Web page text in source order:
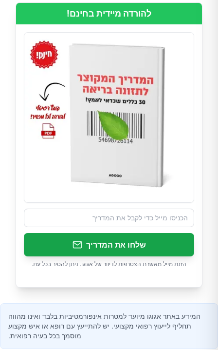
להורדה מיידית בחינם!
שלחו את המדריך
הזנת מייל מאשרת הצטרפות לדיוור של אגוגו. ניתן להסיר בכל עת.
המידע באתר אגוגו מיועד למטרות אינפורמטיביות בלבד ואינו מהווה
תחליף לייעוץ רפואי מקצועי. יש להתייעץ עם רופא או איש מקצוע
מוסמך בכל בעיה רפואית.